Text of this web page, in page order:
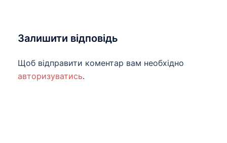
Залишити відповідь
Щоб відправити коментар вам необхідно
авторизуватись.